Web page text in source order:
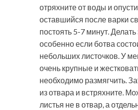
отряхните от воды и
оставшийся после варки
постоять 5-7 минут. Делать
особенно если ботва
небольших листочков. У
очень крупные и
необходимо размягчить.
из отвара и встряхните.
листья не в отвар, а